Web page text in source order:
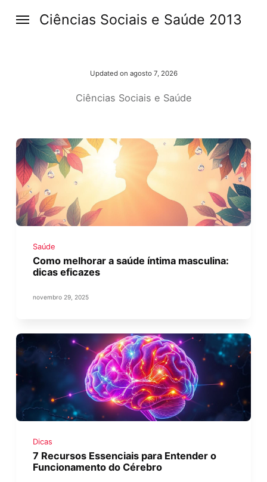
Ciências Sociais e Saúde 2013
Updated on agosto 7, 2026
Ciências Sociais e Saúde
Saúde
Como melhorar a saúde íntima masculina:
dicas eficazes
novembro 29, 2025
Dicas
7 Recursos Essenciais para Entender o
Funcionamento do Cérebro